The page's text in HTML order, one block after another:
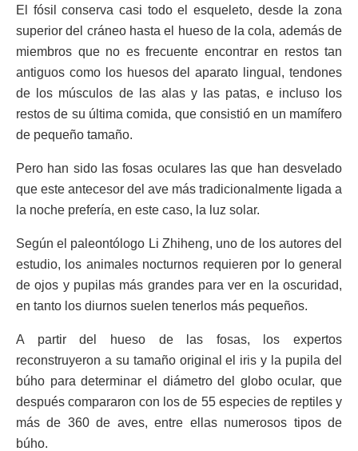
El fósil conserva casi todo el esqueleto, desde la zona
superior del cráneo hasta el hueso de la cola, además de
miembros que no es frecuente encontrar en restos tan
antiguos como los huesos del aparato lingual, tendones
de los músculos de las alas y las patas, e incluso los
restos de su última comida, que consistió en un mamífero
de pequeño tamaño.
Pero han sido las fosas oculares las que han desvelado
que este antecesor del ave más tradicionalmente ligada a
la noche prefería, en este caso, la luz solar.
Según el paleontólogo Li Zhiheng, uno de los autores del
estudio, los animales nocturnos requieren por lo general
de ojos y pupilas más grandes para ver en la oscuridad,
en tanto los diurnos suelen tenerlos más pequeños.
A partir del hueso de las fosas, los expertos
reconstruyeron a su tamaño original el iris y la pupila del
búho para determinar el diámetro del globo ocular, que
después compararon con los de 55 especies de reptiles y
más de 360 de aves, entre ellas numerosos tipos de
búho.